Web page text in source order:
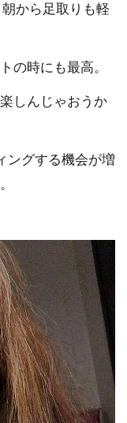
から足取りも軽
の時にも最高。
しんじゃおうか
ングする機会が増